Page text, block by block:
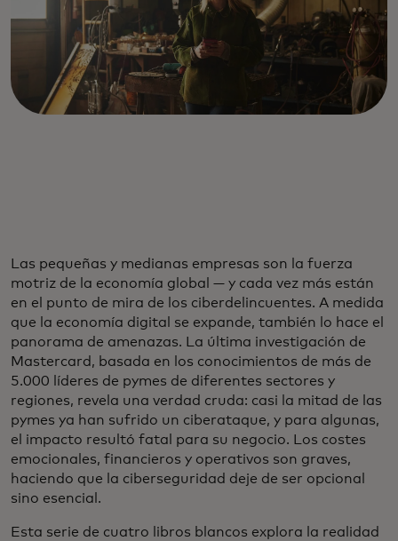
Las pequeñas y medianas empresas son la fuerza
motriz de la economía global — y cada vez más están
en el punto de mira de los ciberdelincuentes. A medida
que la economía digital se expande, también lo hace el
panorama de amenazas. La última investigación de
Mastercard, basada en los conocimientos de más de
5.000 líderes de pymes de diferentes sectores y
regiones, revela una verdad cruda: casi la mitad de las
pymes ya han sufrido un ciberataque, y para algunas,
el impacto resultó fatal para su negocio. Los costes
emocionales, financieros y operativos son graves,
haciendo que la ciberseguridad deje de ser opcional
sino esencial.
Esta serie de cuatro libros blancos explora la realidad